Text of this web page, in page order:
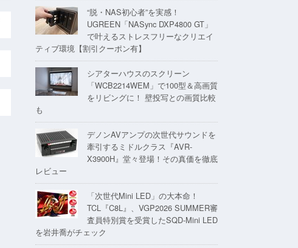
“脱・NAS初心者”を実感！
UGREEN「NASync DXP4800 GT」
で叶えるストレスフリーなクリエイ
ティブ環境【割引クーポン有】
シアターハウスのスクリーン
「WCB2214WEM」で100型＆高画質
をリビングに！ 壁投写との画質比較
も
デノンAVアンプの次世代サウンドを
牽引するミドルクラス『AVR-
X3900H』堂々登場！その真価を徹底
レビュー
「次世代Mini LED」の大本命！
TCL『C8L』、VGP2026 SUMMER審
査員特別賞を受賞したSQD-Mini LED
を岩井喬がチェック